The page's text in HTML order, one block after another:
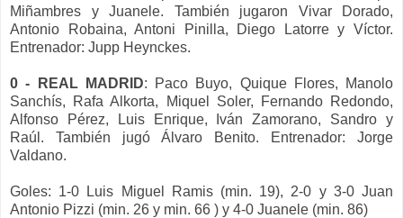
Miñambres y Juanele. También jugaron Vivar Dorado,
Antonio Robaina, Antoni Pinilla, Diego Latorre y Víctor.
Entrenador: Jupp Heynckes.
0 - REAL MADRID: Paco Buyo, Quique Flores, Manolo
Sanchís, Rafa Alkorta, Miquel Soler, Fernando Redondo,
Alfonso Pérez, Luis Enrique, Iván Zamorano, Sandro y
Raúl. También jugó Álvaro Benito. Entrenador: Jorge
Valdano.
Goles: 1-0 Luis Miguel Ramis (min. 19), 2-0 y 3-0 Juan
Antonio Pizzi (min. 26 y min. 66 ) y 4-0 Juanele (min. 86)